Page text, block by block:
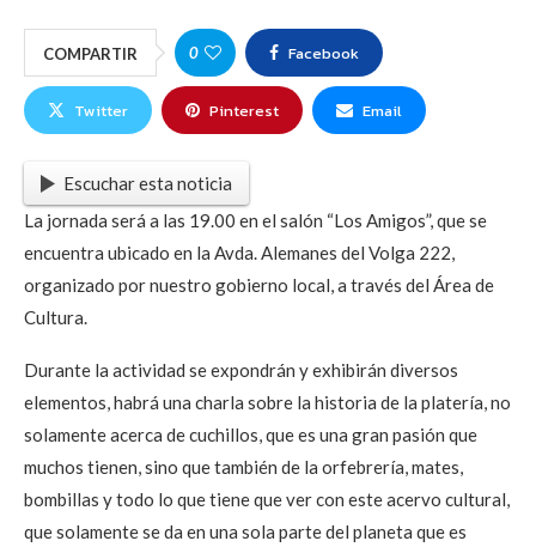
COMPARTIR 0 Facebook
Twitter Pinterest Email
Escuchar esta noticia
La jornada será a las 19.00 en el salón “Los Amigos”, que se
encuentra ubicado en la Avda. Alemanes del Volga 222,
organizado por nuestro gobierno local, a través del Área de
Cultura.
Durante la actividad se expondrán y exhibirán diversos
elementos, habrá una charla sobre la historia de la platería, no
solamente acerca de cuchillos, que es una gran pasión que
muchos tienen, sino que también de la orfebrería, mates,
bombillas y todo lo que tiene que ver con este acervo cultural,
que solamente se da en una sola parte del planeta que es